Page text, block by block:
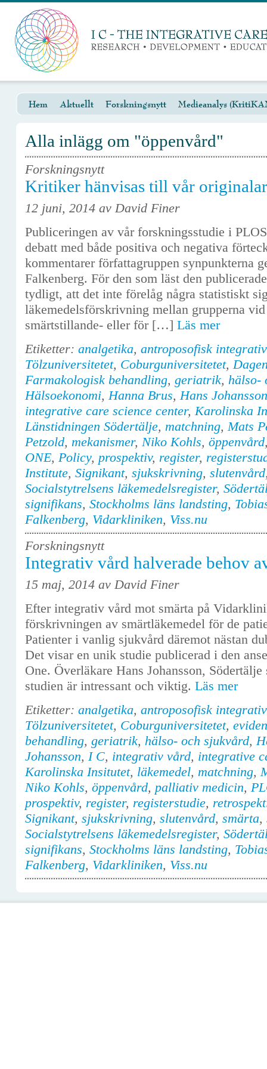
Hem Aktuellt Forskningsnytt Medieanalys
Alla inlägg om "öppenvård"
Forskningsnytt
Kritiker hänvisas till vår
12 juni, 2014 av David Finer
Publiceringen av vår forskningsstudie i
debatt med både positiva och negativa
kommentarer författagruppen synpunkterna
Falkenberg. För den som läst den
tydligt, att det inte förelåg några statistiskt
läkemedelsförskrivning mellan grupperna
smärtstillande- eller för […] Läs mer
Etiketter: analgetika, antroposofisk
Tölzuniversitetet, Coburguniversitetet,
Farmakologisk behandling, geriatrik, hälso-
Hälsoekonomi,Hanna Brus,Hans Johansson
integrative care science center,Karolinska
Länstidningen Södertälje, matchning,Mats
Petzold, mekanismer, Niko Kohls, öppenvård
ONE, Policy, prospektiv, register,
Institute, Signikant, sjukskrivning, slutenvård
Socialstytrelsens läkemedelsregister,
signifikans, Stockholms läns landsting,
Falkenberg, Vidarkliniken, Viss.nu
Forskningsnytt
Integrativ vård halverade behov
15 maj, 2014 av David Finer
Efter integrativ vård mot smärta på
förskrivningen av smärtläkemedel för de
Patienter i vanlig sjukvård däremot nästan
Det visar en unik studie publicerad i den
One. Överläkare Hans Johansson,
studien är intressant och viktig. Läs mer
Etiketter: analgetika, antroposofisk
Tölzuniversitetet, Coburguniversitetet,
behandling, geriatrik, hälso- och sjukvård,
Johansson, I C, integrativ vård, integrative
Karolinska Insitutet, läkemedel, matchning,
Niko Kohls, öppenvård, palliativ medicin,
prospektiv, register, registerstudie,
Signikant, sjukskrivning, slutenvård, smärta,
Socialstytrelsens läkemedelsregister,
signifikans, Stockholms läns landsting,
Falkenberg, Vidarkliniken, Viss.nu